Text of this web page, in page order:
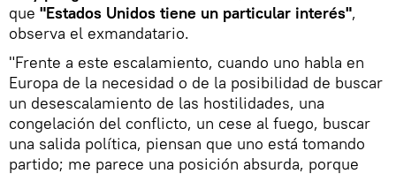
que "Estados Unidos tiene un particular interés",
observa el exmandatario.
"Frente a este escalamiento, cuando uno habla en
Europa de la necesidad o de la posibilidad de buscar
un desescalamiento de las hostilidades, una
congelación del conflicto, un cese al fuego, buscar
una salida política, piensan que uno está tomando
partido; me parece una posición absurda, porque